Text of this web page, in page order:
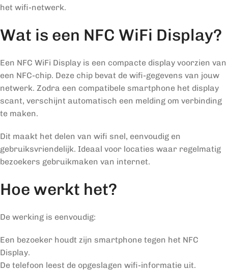
het wifi-netwerk.
Wat is een NFC WiFi Display?
Een NFC WiFi Display is een compacte display voorzien van
een NFC-chip. Deze chip bevat de wifi-gegevens van jouw
netwerk. Zodra een compatibele smartphone het display
scant, verschijnt automatisch een melding om verbinding
te maken.
Dit maakt het delen van wifi snel, eenvoudig en
gebruiksvriendelijk. Ideaal voor locaties waar regelmatig
bezoekers gebruikmaken van internet.
Hoe werkt het?
De werking is eenvoudig:
Een bezoeker houdt zijn smartphone tegen het NFC
Display.
De telefoon leest de opgeslagen wifi-informatie uit.